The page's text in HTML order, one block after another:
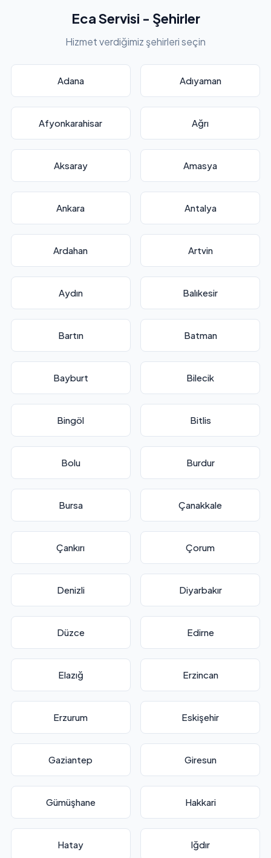
Eca Servisi - Şehirler
Hizmet verdiğimiz şehirleri seçin
Adana Adıyaman
Afyonkarahisar Ağrı
Aksaray Amasya
Ankara Antalya
Ardahan Artvin
Aydın Balıkesir
Bartın Batman
Bayburt Bilecik
Bingöl Bitlis
Bolu Burdur
Bursa Çanakkale
Çankırı Çorum
Denizli Diyarbakır
Düzce Edirne
Elazığ Erzincan
Erzurum Eskişehir
Gaziantep Giresun
Gümüşhane Hakkari
Hatay Iğdır